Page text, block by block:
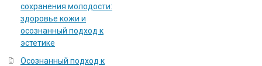
сохранения молодости:
здоровье кожи и
осознанный подход к
эстетике
Осознанный подход к